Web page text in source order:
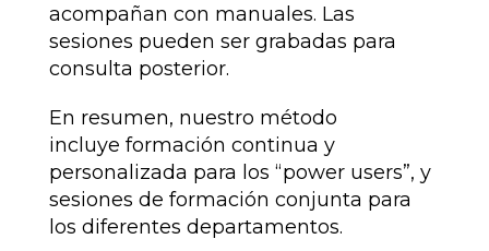
acompañan con manuales. Las
sesiones pueden ser grabadas para
consulta posterior.
En resumen, nuestro método
incluye formación continua y
personalizada para los “power users”, y
sesiones de formación conjunta para
los diferentes departamentos.